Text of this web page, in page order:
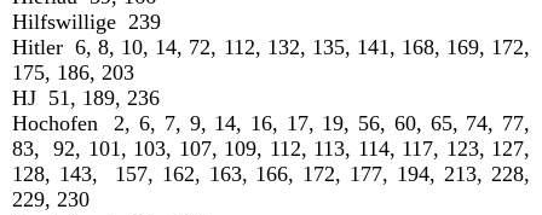
Hilfswillige 239
Hitler 6, 8, 10, 14, 72, 112, 132, 135, 141, 168, 169, 172,
175, 186, 203
HJ 51, 189, 236
Hochofen 2, 6, 7, 9, 14, 16, 17, 19, 56, 60, 65, 74, 77,
83, 92, 101, 103, 107, 109, 112, 113, 114, 117, 123, 127,
128, 143, 157, 162, 163, 166, 172, 177, 194, 213, 228,
229, 230